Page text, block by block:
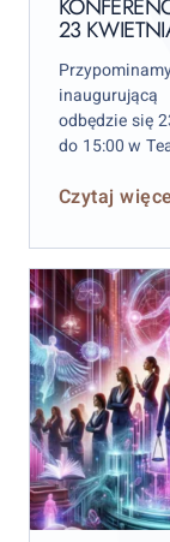
23
odbędzie się
do 15:00 w
Czytaj